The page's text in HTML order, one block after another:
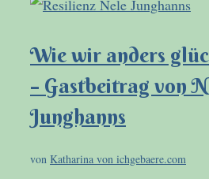
Wie wir anders
– Gastbeitrag von
Junghanns
von Katharina von ichgebaere.com